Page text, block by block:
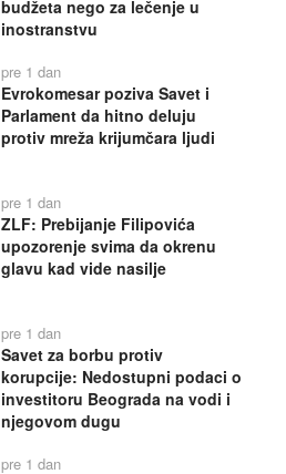
budžeta nego za lečenje u
inostranstvu
pre 1 dan
Evrokomesar poziva Savet i
Parlament da hitno deluju
protiv mreža krijumčara ljudi
pre 1 dan
ZLF: Prebijanje Filipovića
upozorenje svima da okrenu
glavu kad vide nasilje
pre 1 dan
Savet za borbu protiv
korupcije: Nedostupni podaci o
investitoru Beograda na vodi i
njegovom dugu
pre 1 dan